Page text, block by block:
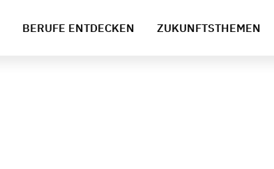
BERUFE ENTDECKEN ZUKUNFTSTHEMEN